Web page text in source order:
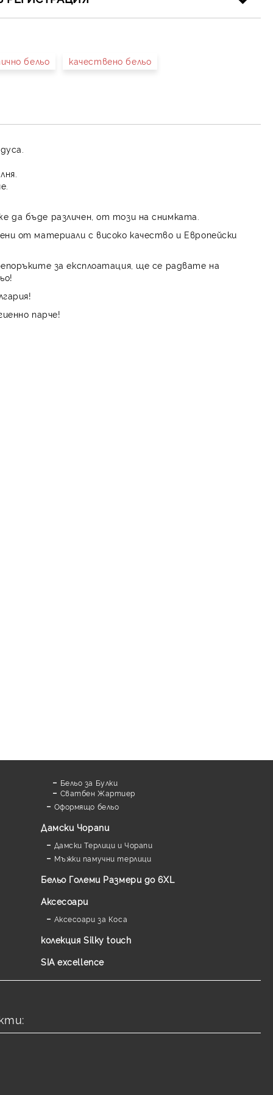
бельо качествено бельо
да бъде различен, от този на снимката.
от материали с високо качество и Европейски
за експлоатация, ще се радвате на
парче!
Бельо за Булки
Сватбен Жартиер
Оформящо бельо
Дамски Чорапи
Дамски Терлици и Чорапи
Мъжки памучни терлици
Бельо Големи Размери до 6XL
Аксесоари
Аксесоари за Коса
колекция Silky touch
SIA excellence